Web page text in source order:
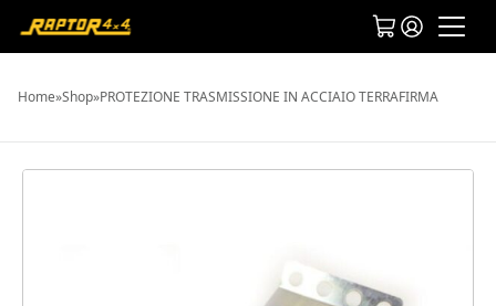
Home»Shop»PROTEZIONE TRASMISSIONE IN ACCIAIO TERRAFIRMA